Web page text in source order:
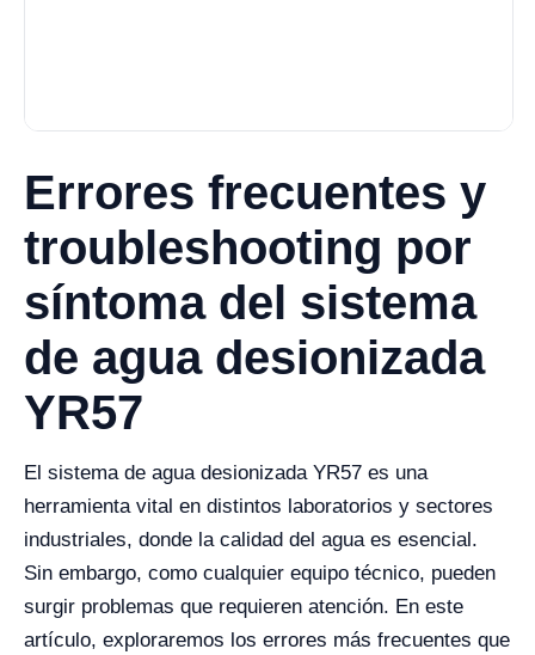
Errores frecuentes y
troubleshooting por
síntoma del sistema
de agua desionizada
YR57
El sistema de agua desionizada YR57 es una
herramienta vital en distintos laboratorios y sectores
industriales, donde la calidad del agua es esencial.
Sin embargo, como cualquier equipo técnico, pueden
surgir problemas que requieren atención. En este
artículo, exploraremos los errores más frecuentes que